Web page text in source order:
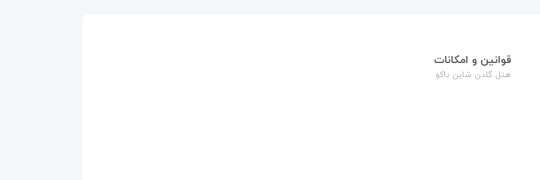
قوانین و امکانات
هتل گلدن شاین باکو